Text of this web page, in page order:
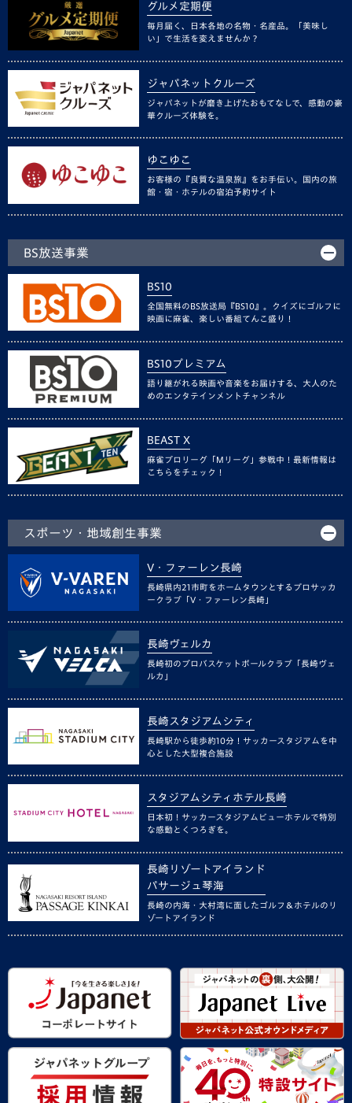
グルメ定期便
毎月届く、日本各地の名物・名産品。「美味し
い」で生活を変えませんか？
ジャパネットクルーズ
ジャパネットが磨き上げたおもてなしで、感動の豪
華クルーズ体験を。
ゆこゆこ
お客様の『良質な温泉旅』をお手伝い。国内の旅
館・宿・ホテルの宿泊予約サイト
BS放送事業
BS10
全国無料のBS放送局『BS10』。クイズにゴルフに
映画に麻雀、楽しい番組てんこ盛り！
BS10プレミアム
語り継がれる映画や音楽をお届けする、大人のた
めのエンタテインメントチャンネル
BEAST X
麻雀プロリーグ「Mリーグ」参戦中！最新情報は
こちらをチェック！
スポーツ・地域創生事業
V・ファーレン長崎
長崎県内21市町をホームタウンとするプロサッカ
ークラブ「V・ファーレン長崎」
長崎ヴェルカ
長崎初のプロバスケットボールクラブ「長崎ヴェ
ルカ」
長崎スタジアムシティ
長崎駅から徒歩約10分！サッカースタジアムを中
心とした大型複合施設
スタジアムシティホテル長崎
日本初！サッカースタジアムビューホテルで特別
な感動とくつろぎを。
長崎リゾートアイランド
パサージュ琴海
長崎の内海・大村湾に面したゴルフ＆ホテルのリ
ゾートアイランド